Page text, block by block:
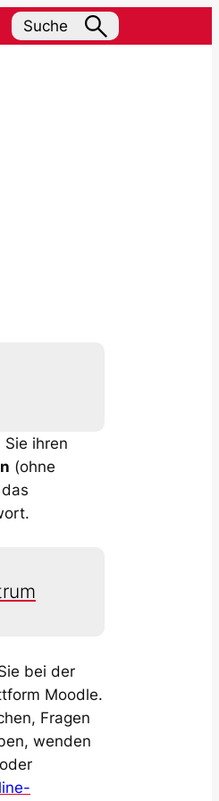
Suche
Sie ihren
(ohne
bei der
Moodle.
Fragen
wenden